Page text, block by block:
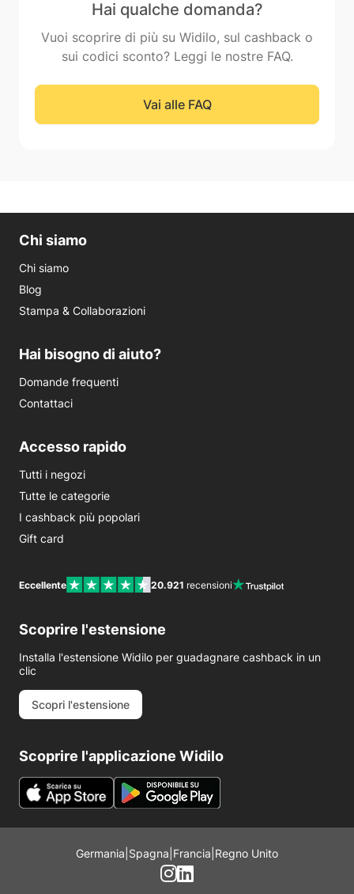
Hai qualche domanda?
Vuoi scoprire di più su Widilo, sul cashback o
sui codici sconto? Leggi le nostre FAQ.
Vai alle FAQ
Chi siamo
Chi siamo
Blog
Stampa & Collaborazioni
Hai bisogno di aiuto?
Domande frequenti
Contattaci
Accesso rapido
Tutti i negozi
Tutte le categorie
I cashback più popolari
Gift card
Eccellente 20.921 recensioni
Scoprire l'estensione
Installa l'estensione Widilo per guadagnare cashback in un
clic
Scopri l'estensione
Scoprire l'applicazione Widilo
Germania Spagna Francia Regno Unito